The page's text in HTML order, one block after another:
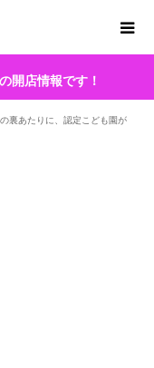
開店情報です！
裏あたりに、認定こども園が